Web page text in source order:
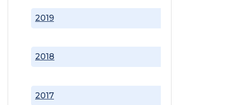
2017
2018
2019